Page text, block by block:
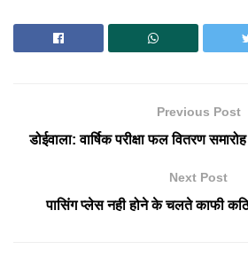
Previous Post
डोईवाला: वार्षिक परीक्षा फल वितरण
Next Post
पासिंग प्लेस नही होने के चलते काफी